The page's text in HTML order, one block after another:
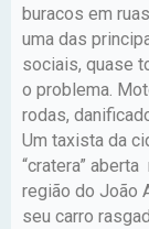
buracos em
uma das
sociais, quase
o problema.
rodas,
Um taxista da
“cratera”
região do João
seu carro